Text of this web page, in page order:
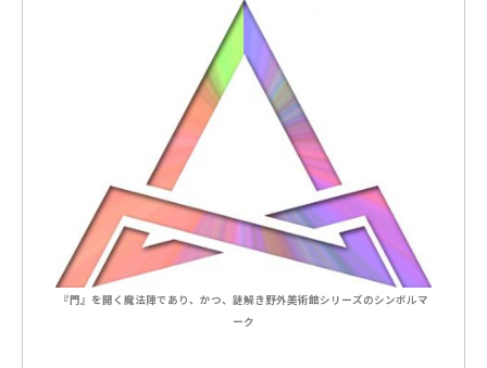
『門』を開く魔法陣であり、かつ、謎解き野外美術館シリーズのシンボルマ
ーク